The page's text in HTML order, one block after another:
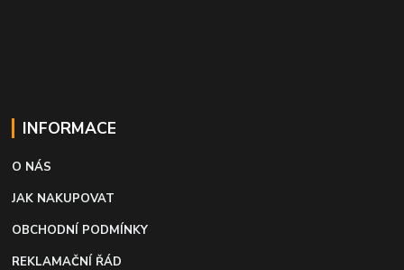
INFORMACE
O NÁS
JAK NAKUPOVAT
OBCHODNÍ PODMÍNKY
REKLAMAČNÍ ŘÁD